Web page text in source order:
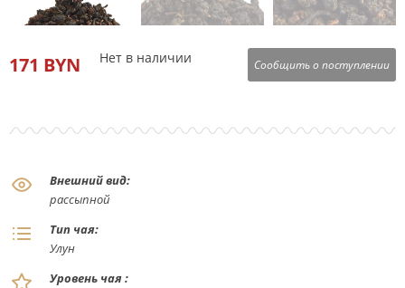
171 BYN Нет в наличии Сообщить о поступлении
Внешний вид:
рассыпной
Тип чая:
Улун
Уровень чая :